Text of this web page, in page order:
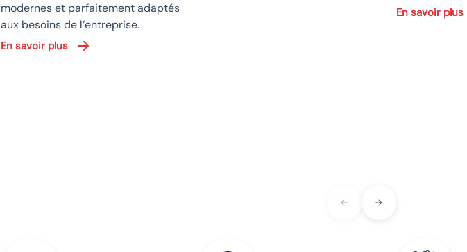
modernes et parfaitement adaptés
aux besoins de l’entreprise.
En savoir plus
En savoir plus